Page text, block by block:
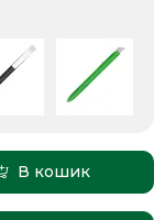
В кошик